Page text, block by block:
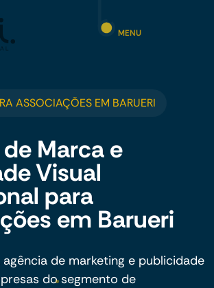
MENU
ASSOCIAÇÕES EM BARUERI
Marca e
Visual
para
em Barueri
agência de marketing e publicidade
do segmento de